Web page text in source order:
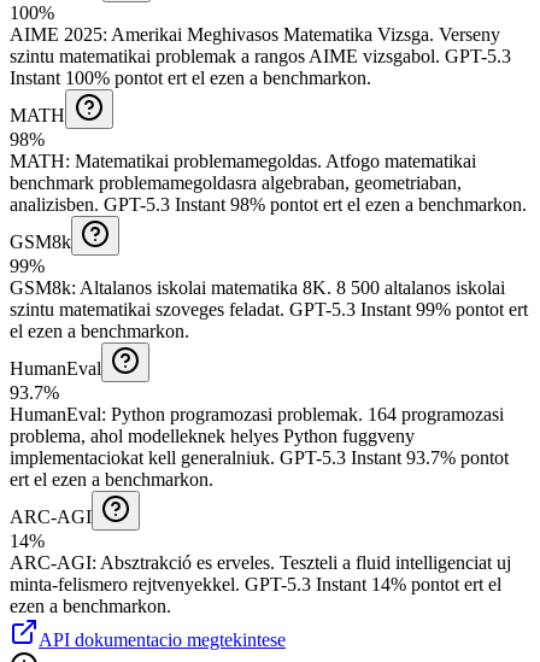
100%
AIME 2025: Amerikai Meghivasos Matematika Vizsga. Verseny
szintu matematikai problemak a rangos AIME vizsgabol. GPT-5.3
Instant 100% pontot ert el ezen a benchmarkon.
MATH
98%
MATH: Matematikai problemamegoldas. Atfogo matematikai
benchmark problemamegoldasra algebraban, geometriaban,
analizisben. GPT-5.3 Instant 98% pontot ert el ezen a benchmarkon.
GSM8k
99%
GSM8k: Altalanos iskolai matematika 8K. 8 500 altalanos iskolai
szintu matematikai szoveges feladat. GPT-5.3 Instant 99% pontot ert
el ezen a benchmarkon.
HumanEval
93.7%
HumanEval: Python programozasi problemak. 164 programozasi
problema, ahol modelleknek helyes Python fuggveny
implementaciokat kell generalniuk. GPT-5.3 Instant 93.7% pontot
ert el ezen a benchmarkon.
ARC-AGI
14%
ARC-AGI: Absztrakció es erveles. Teszteli a fluid intelligenciat uj
minta-felismero rejtvenyekkel. GPT-5.3 Instant 14% pontot ert el
ezen a benchmarkon.
API dokumentacio megtekintese